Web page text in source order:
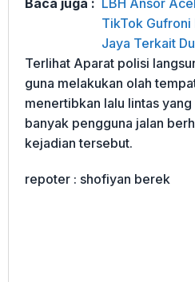
TikTok Gufroni
Jaya Terkait
Terlihat Aparat polisi
guna melakukan olah
menertibkan lalu lintas
banyak pengguna jalan
kejadian tersebut.
repoter : shofiyan berek